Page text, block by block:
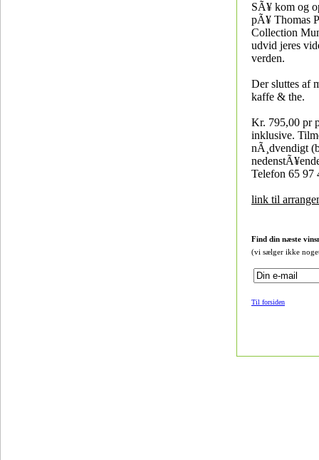
SÃ¥ kom og
pÃ¥ Thomas
Collection
udvid jeres
verden.
Der sluttes af
kaffe & the.
Kr. 795,00 pr
inklusive.
nÃ¸dvendigt
Telefon 65 97
link til
Find din næste
(vi sælger ikke
Til forsiden